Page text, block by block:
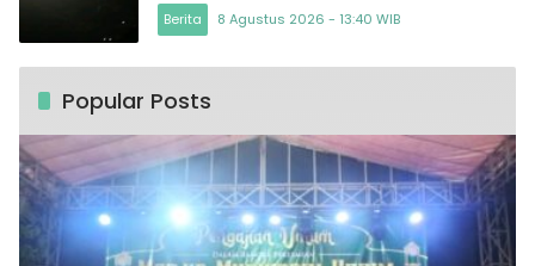
Berita 8 Agustus 2026 - 13:40 WIB
Popular Posts